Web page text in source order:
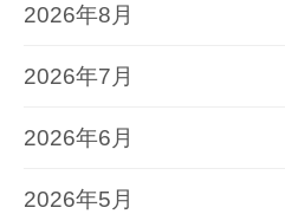
2026年8月
2026年7月
2026年6月
2026年5月